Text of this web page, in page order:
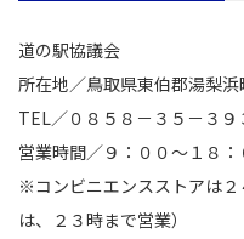
道の駅協議会
所在地／鳥取県東伯郡湯梨浜
TEL／０８５８－３５－３９
営業時間／９：００～１８：
※コンビニエンスストアは
は、２３時まで営業）